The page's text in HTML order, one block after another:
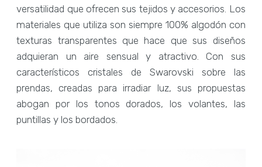
versatilidad que ofrecen sus tejidos y accesorios. Los
materiales que utiliza son siempre 100% algodón con
texturas transparentes que hace que sus diseños
adquieran un aire sensual y atractivo. Con sus
característicos cristales de Swarovski sobre las
prendas, creadas para irradiar luz, sus propuestas
abogan por los tonos dorados, los volantes, las
puntillas y los bordados.